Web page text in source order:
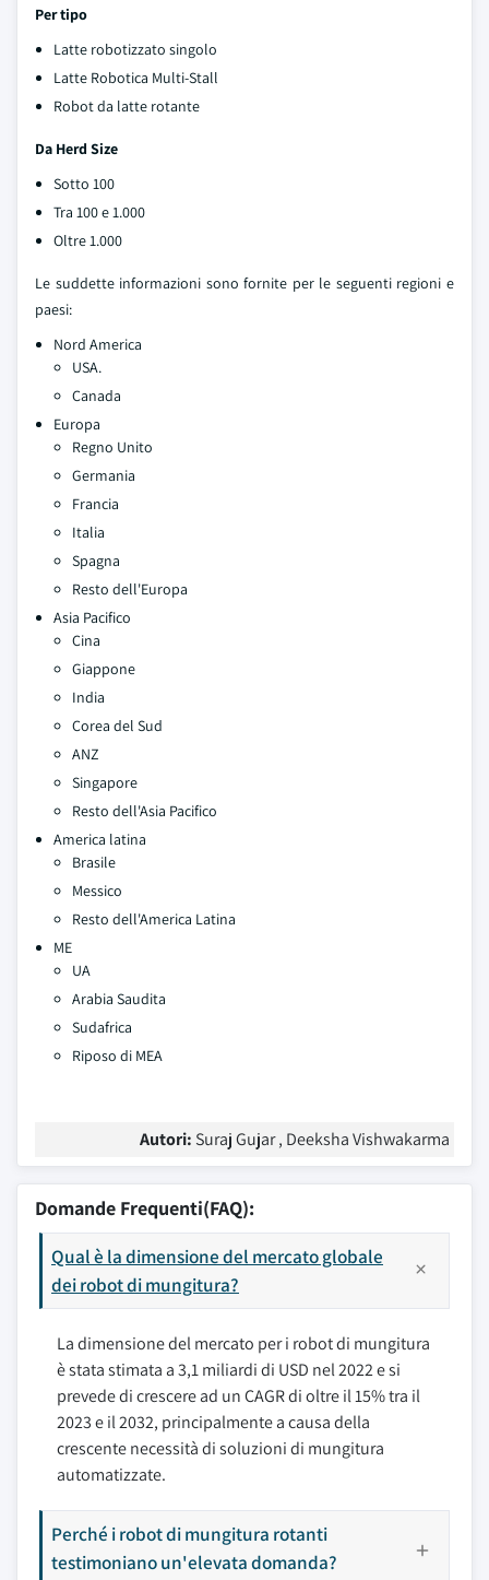
Per tipo
Latte robotizzato singolo
Latte Robotica Multi-Stall
Robot da latte rotante
Da Herd Size
Sotto 100
Tra 100 e 1.000
Oltre 1.000
Le suddette informazioni sono fornite per le seguenti regioni e
paesi:
Nord America
USA.
Canada
Europa
Regno Unito
Germania
Francia
Italia
Spagna
Resto dell'Europa
Asia Pacifico
Cina
Giappone
India
Corea del Sud
ANZ
Singapore
Resto dell'Asia Pacifico
America latina
Brasile
Messico
Resto dell'America Latina
ME
UA
Arabia Saudita
Sudafrica
Riposo di MEA
Autori: Suraj Gujar , Deeksha Vishwakarma
Domande Frequenti(FAQ):
Qual è la dimensione del mercato globale
dei robot di mungitura?
La dimensione del mercato per i robot di mungitura
è stata stimata a 3,1 miliardi di USD nel 2022 e si
prevede di crescere ad un CAGR di oltre il 15% tra il
2023 e il 2032, principalmente a causa della
crescente necessità di soluzioni di mungitura
automatizzate.
Perché i robot di mungitura rotanti
testimoniano un'elevata domanda?